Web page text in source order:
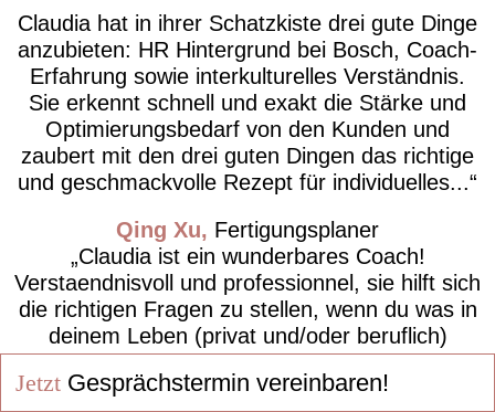
Claudia hat in ihrer Schatzkiste drei gute Dinge
anzubieten: HR Hintergrund bei Bosch, Coach-
Erfahrung sowie interkulturelles Verständnis.
Sie erkennt schnell und exakt die Stärke und
Optimierungsbedarf von den Kunden und
zaubert mit den drei guten Dingen das richtige
und geschmackvolle Rezept für individuelles...
Qing Xu
Fertigungsplaner
Claudia ist ein wunderbares Coach!
Verstaendnisvoll und professionnel, sie hilft sich
die richtigen Fragen zu stellen, wenn du was in
deinem Leben (privat und/oder beruflich)
veraendern willst.
JetztGesprächstermin vereinbaren!